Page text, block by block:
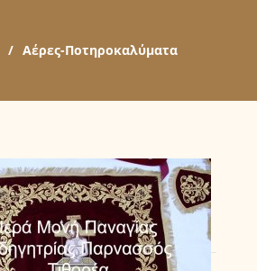
/ Αέρες-Ποτηροκαλύματα